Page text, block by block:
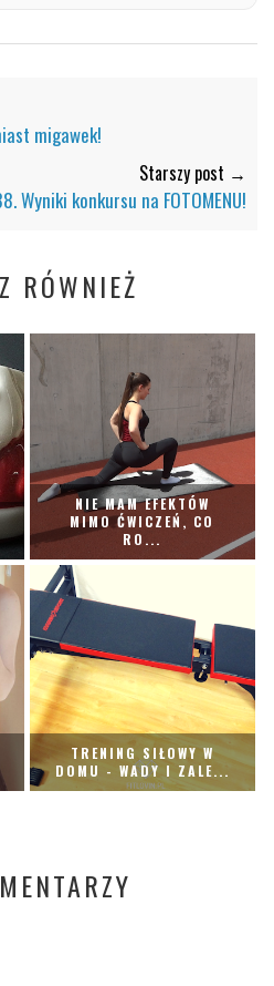
migawek!
Starszy post →
Wyniki konkursu na FOTOMENU!
RÓWNIEŻ
NIE MAM EFEKTÓW
MIMO ĆWICZEŃ, CO
RO...
TRENING SIŁOWY W
DOMU - WADY I ZALE...